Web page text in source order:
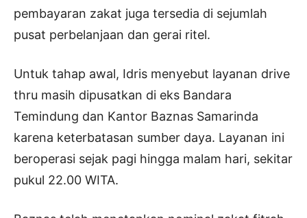
pembayaran zakat juga tersedia di sejumlah
pusat perbelanjaan dan gerai ritel.
Untuk tahap awal, Idris menyebut layanan drive
thru masih dipusatkan di eks Bandara
Temindung dan Kantor Baznas Samarinda
karena keterbatasan sumber daya. Layanan ini
beroperasi sejak pagi hingga malam hari, sekitar
pukul 22.00 WITA.